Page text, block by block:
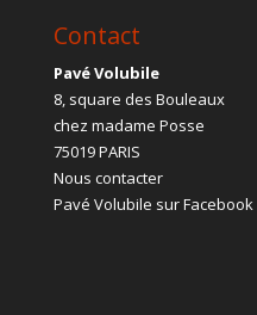
Contact
Pavé Volubile
8, square des Bouleaux
chez madame Posse
75019 PARIS
Nous contacter
Pavé Volubile sur Facebook